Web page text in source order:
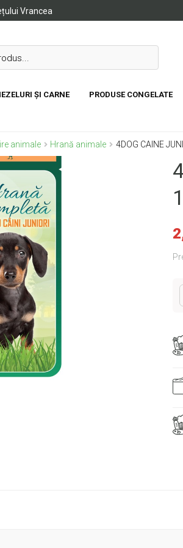
Vrancea
ȘI CARNE PRODUSE CONGELATE
animale Hrană animale 4DOG CAINE